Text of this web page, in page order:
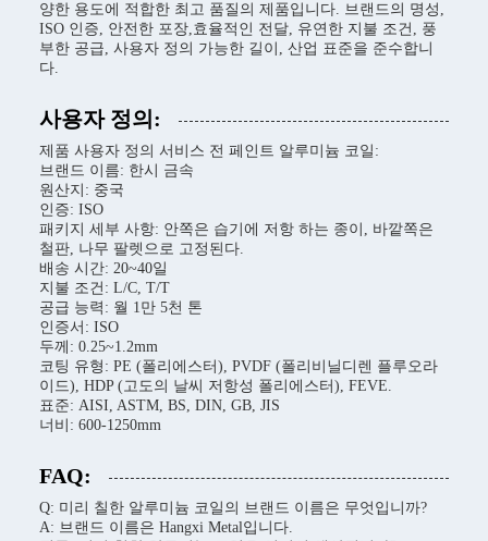
양한 용도에 적합한 최고 품질의 제품입니다. 브랜드의 명성,
ISO 인증, 안전한 포장,효율적인 전달, 유연한 지불 조건, 풍
부한 공급, 사용자 정의 가능한 길이, 산업 표준을 준수합니
다.
사용자 정의:
제품 사용자 정의 서비스 전 페인트 알루미늄 코일:
브랜드 이름: 한시 금속
원산지: 중국
인증: ISO
패키지 세부 사항: 안쪽은 습기에 저항 하는 종이, 바깥쪽은
철판, 나무 팔렛으로 고정된다.
배송 시간: 20~40일
지불 조건: L/C, T/T
공급 능력: 월 1만 5천 톤
인증서: ISO
두께: 0.25~1.2mm
코팅 유형: PE (폴리에스터), PVDF (폴리비닐디렌 플루오라
이드), HDP (고도의 날씨 저항성 폴리에스터), FEVE.
표준: AISI, ASTM, BS, DIN, GB, JIS
너비: 600-1250mm
FAQ:
Q: 미리 칠한 알루미늄 코일의 브랜드 이름은 무엇입니까?
A: 브랜드 이름은 Hangxi Metal입니다.